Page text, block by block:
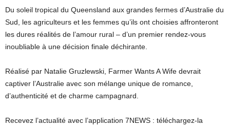
Du soleil tropical du Queensland aux grandes fermes d’Australie du
Sud, les agriculteurs et les femmes qu’ils ont choisies affronteront
les dures réalités de l’amour rural – d’un premier rendez-vous
inoubliable à une décision finale déchirante.
Réalisé par Natalie Gruzlewski, Farmer Wants A Wife devrait
captiver l’Australie avec son mélange unique de romance,
d’authenticité et de charme campagnard.
Recevez l’actualité avec l’application 7NEWS : téléchargez-la